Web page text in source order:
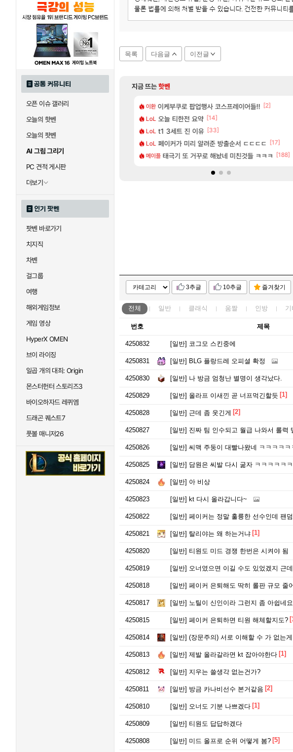
공통 커뮤니티
오픈 이슈 갤러리
오늘의 핫벤
오늘의 팟벤
AI 그림 그리기
PC 견적 게시판
더보기
인기 팟벤
팟벤 바로가기
치지직
차벤
걸그룹
여행
해외게임정보
게임 영상
HyperX OMEN
브이 라이징
일곱 개의 대죄: Origin
몬스터헌터 스토리즈3
바이오하자드 레퀴엠
드래곤 퀘스트7
풋볼 매니저26
목록 다음글 이전글
지금 뜨는핫벤
석 스펙 떴다 [14]
국민한테 10만원씩 줄거야.gif
반응.jpg
공 36퍼 팝니다 [116]
이환 이케부쿠로 팝업행사 코스프레이어들!! [2]
LoL 오늘 티한전 요약 [14]
LoL t1 3세트 진 이유 [33]
LoL 페이커가 미리 알려준 방출순서 ㄷㄷㄷㄷ
[17]
메이플 태극기 또 거꾸로 해놨네 미친것들 ㅋㅋㅋ [188]
포크 시즌5 - 서리화신의 분노 티저
5: 더 팬텀 X] 괴도 영상 l 타카마키 안·댄싱 스타
차 시동 끌 때 꾸르륵소리나는데
레퀴엠 60프레임 나오는데 정상일까요?
[1]
섭컬겜 포트나이트에서 명일방주 엔드필드 [펠리카] 판매
명조 [명조 | 도미노피자 콜라보] 예고
여행 운문댐
여행 제주도 아이들과 다녀왔습니다.
3추글 10추글 즐겨찾기
전체 일반 클래식 움짤 인방 기
번호 제목
4250832 [일반] 코그모 스킨중에
4250831 [일반] BLG 플랑드레 오피셜 확정
4250830 [일반] 나 방금 엄청난 별명이 생각났다.
4250829 [일반] 올라프 이새낀 곧 너프먹긴할듯 [1]
4250828 [일반] 근데 좀 웃긴게 [2]
4250827 [일반] 진짜 팀 인수되고 월급 나와서 롤력
4250826 [일반] 씨맥 주둥이 대빨나왔네 ㅋㅋㅋㅋㅋ
4250825 [일반] 담원은 씨발 다시 굶자 ㅋㅋㅋㅋㅋㅋㅋㅋ
4250824 [일반] 아 비상
4250823 [일반] kt 다시 올라갑니다~
4250822 [일반] 페이커는 정말 훌륭한 선수인데 팬
4250821 [일반] 탈리야는 왜 하는거냐 [1]
4250820 [일반] 티원도 미드 경쟁 한번은 시켜야 됨
4250819 [일반] 오너였으면 이길 수도 있었겠지 근데 진건 페이
4250818 [일반] 페이커 은퇴해도 딱히 롤판 규모 줄
4250817 [일반] 노틸이 신인이라 그런지 좀 아쉽네요
4250815 [일반] 페이커 은퇴하면 티원 해체할지도?
4250814 [일반] (장문주의) 서로 이해할 수 가 없는
4250813 [일반] 제발 올라갈라면 kt 잡아야한다 [1]
4250812 [일반] 지우는 쓸생각 없는건가?
4250811 [일반] 방금 카나비선수 본거같음 [2]
4250810 [일반] 오너도 기분 나쁘겠다 [1]
4250809 [일반] 티원도 답답하겠다
4250808 [일반] 미드 올프로 순위 어떻게 봄? [5]